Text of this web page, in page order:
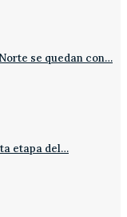
se quedan con…
etapa del…